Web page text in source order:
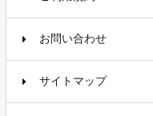
お問い合わせ
サイトマップ